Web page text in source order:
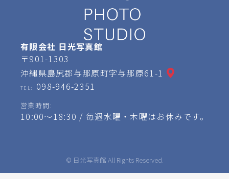
有限会社 日光写真館
〒901-1303
沖縄県島尻郡与那原町字与那原61-1
TEL: 098-946-2351
営業時間:
10:00～18:30 / 毎週水曜・木曜はお休みです。
© 日光写真館 All Rights Reserved.